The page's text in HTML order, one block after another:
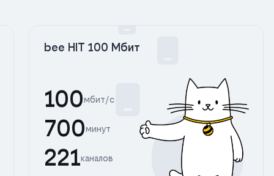
bee HIT 100 Мбит
100мбит/с
700минут
221каналов